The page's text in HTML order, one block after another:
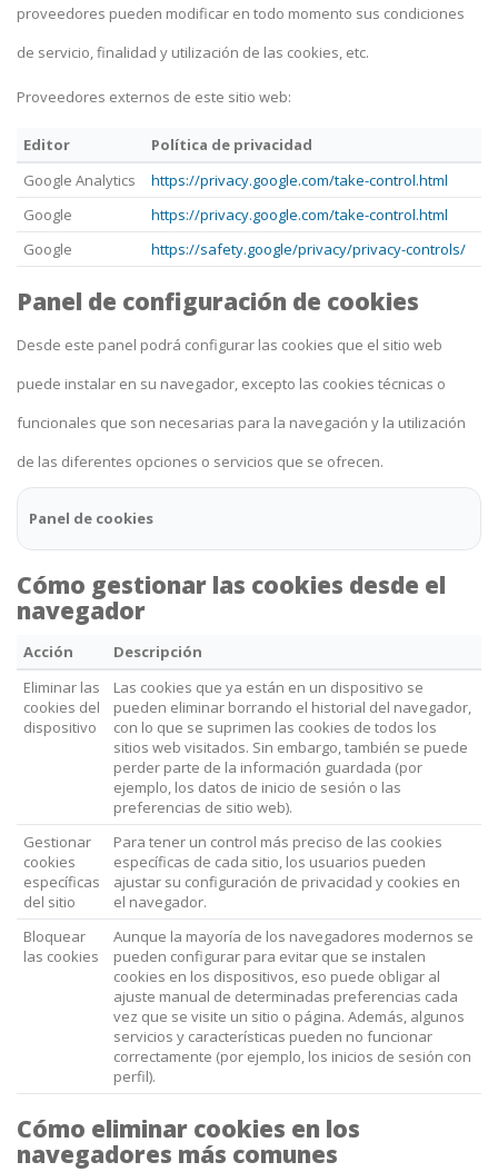
proveedores pueden modificar en todo momento sus condiciones
de servicio, finalidad y utilización de las cookies, etc.
Proveedores externos de este sitio web:
Editor
Política de privacidad
Google Analytics
https://privacy.google.com/take-control.html
Google
https://privacy.google.com/take-control.html
Google
https://safety.google/privacy/privacy-controls/
Panel de configuración de cookies
Desde este panel podrá configurar las cookies que el sitio web
puede instalar en su navegador, excepto las cookies técnicas o
funcionales que son necesarias para la navegación y la utilización
de las diferentes opciones o servicios que se ofrecen.
Panel de cookies
Cómo gestionar las cookies desde el
navegador
Acción
Descripción
Eliminar las
cookies del
dispositivo
Las cookies que ya están en un dispositivo se
pueden eliminar borrando el historial del navegador,
con lo que se suprimen las cookies de todos los
sitios web visitados. Sin embargo, también se puede
perder parte de la información guardada (por
ejemplo, los datos de inicio de sesión o las
preferencias de sitio web).
Gestionar
cookies
específicas
del sitio
Para tener un control más preciso de las cookies
específicas de cada sitio, los usuarios pueden
ajustar su configuración de privacidad y cookies en
el navegador.
Bloquear
las cookies
Aunque la mayoría de los navegadores modernos se
pueden configurar para evitar que se instalen
cookies en los dispositivos, eso puede obligar al
ajuste manual de determinadas preferencias cada
vez que se visite un sitio o página. Además, algunos
servicios y características pueden no funcionar
correctamente (por ejemplo, los inicios de sesión con
perfil).
Cómo eliminar cookies en los
navegadores más comunes